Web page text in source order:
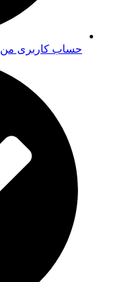
حساب کاربری من